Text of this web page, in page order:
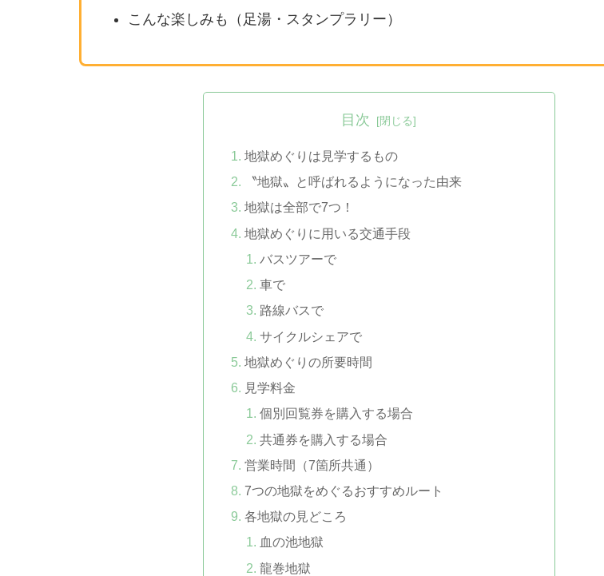
こんな楽しみも（足湯・スタンプラリー）
目次
地獄めぐりは見学するもの
〝地獄〟と呼ばれるようになった由来
地獄は全部で7つ！
地獄めぐりに用いる交通手段
バスツアーで
車で
路線バスで
サイクルシェアで
地獄めぐりの所要時間
見学料金
個別回覧券を購入する場合
共通券を購入する場合
営業時間（7箇所共通）
7つの地獄をめぐるおすすめルート
各地獄の見どころ
血の池地獄
龍巻地獄